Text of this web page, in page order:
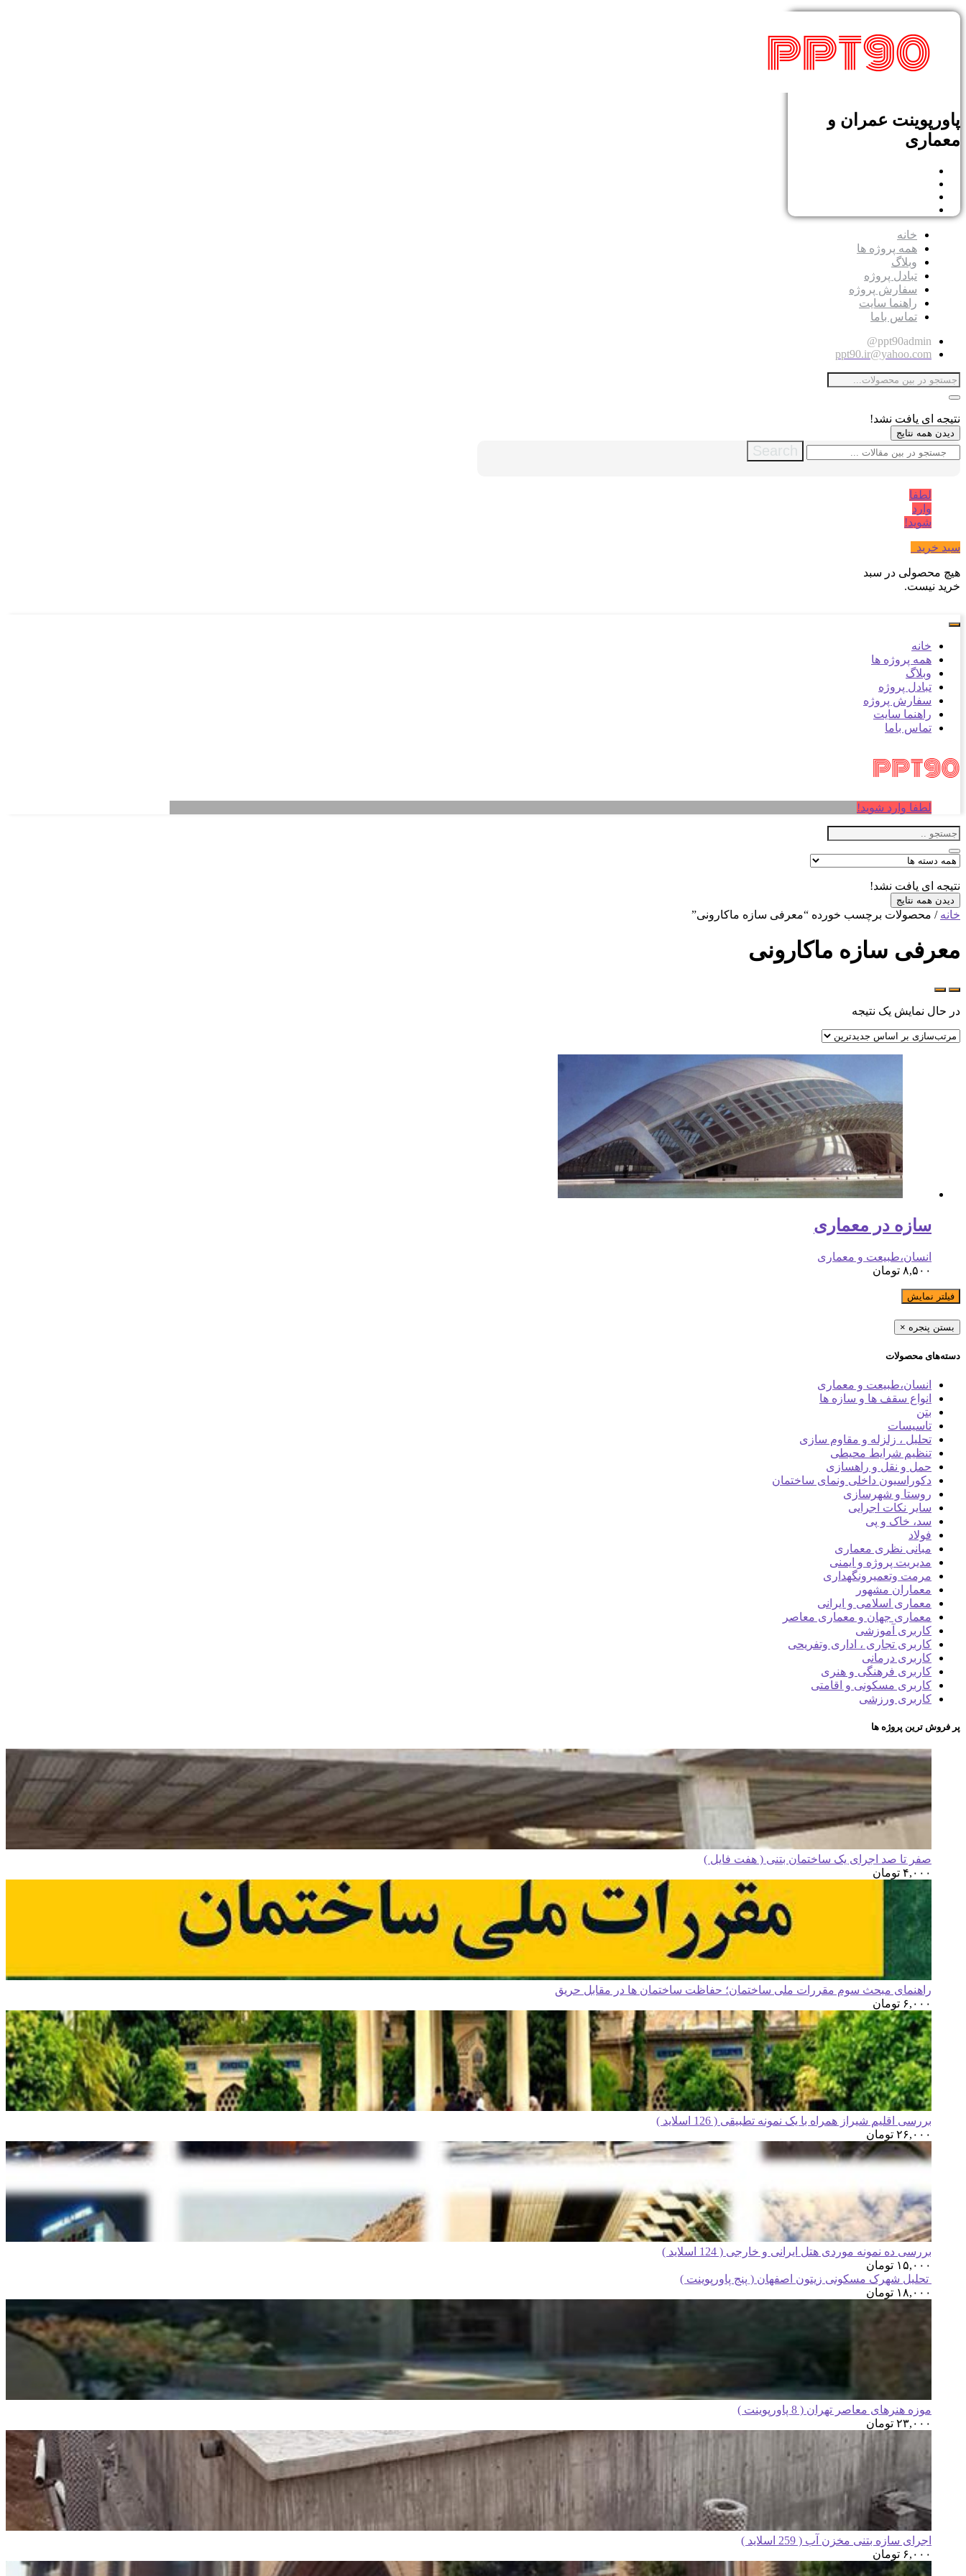
پاورپوینت عمران و
معماری
خانه
همه پروژه ها
وبلاگ
تبادل پروژه
سفارش پروژه
راهنما سایت
تماس باما
ppt90admin@
ppt90.ir@yahoo.com
نتیجه ای یافت نشد!
دیدن همه نتایج
Search
لطفا
وارد
شوید!
سبد خرید
هیچ محصولی در سبد
خرید نیست.
خانه
همه پروژه ها
وبلاگ
تبادل پروژه
سفارش پروژه
راهنما سایت
تماس باما
لطفا وارد شوید!
نتیجه ای یافت نشد!
دیدن همه نتایج
خانه / محصولات برچسب خورده “معرفی سازه ماکارونی”
معرفی سازه ماکارونی
در حال نمایش یک نتیجه
سازه در معماری
انسان،طبیعت و معماری
۸,۵۰۰ تومان
فیلتر نمایش
بستن پنجره ×
دسته‌های محصولات
انسان،طبیعت و معماری
انواع سقف ها و سازه ها
بتن
تاسیسات
تحلیل ، زلزله و مقاوم سازی
تنظیم شرایط محیطی
حمل و نقل و راهسازی
دکوراسیون داخلی ونمای ساختمان
روستا و شهرسازی
سایر نکات اجرایی
سد، خاک و پی
فولاد
مبانی نظری معماری
مدیریت پروژه و ایمنی
مرمت وتعمیرونگهداری
معماران مشهور
معماری اسلامی و ایرانی
معماری جهان و معماری معاصر
کاربری آموزشی
کاربری تجاری ، اداری وتفریحی
کاربری درمانی
کاربری فرهنگی و هنری
کاربری مسکونی و اقامتی
کاربری ورزشی
پر فروش ترین پروژه ها
صفر تا صد اجرای یک ساختمان بتنی ( هفت فایل )
۴,۰۰۰ تومان
راهنمای مبحث سوم مقررات ملی ساختمان؛ حفاظت ساختمان ها در مقابل حریق
۶,۰۰۰ تومان
بررسی اقلیم شیراز همراه با یک نمونه تطبیقی ( 126 اسلاید )
۲۶,۰۰۰ تومان
بررسی ده نمونه موردی هتل ایرانی و خارجی ( 124 اسلاید )
۱۵,۰۰۰ تومان
تحلیل شهرک مسکونی زیتون اصفهان ( پنج پاورپوینت )
۱۸,۰۰۰ تومان
موزه هنرهای معاصر تهران ( 8 پاورپوینت )
۲۳,۰۰۰ تومان
اجرای سازه بتنی مخزن آب ( 259 اسلاید )
۶,۰۰۰ تومان